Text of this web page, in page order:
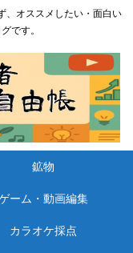
、オススメしたい・面白い
です。
鉱物
ーム・動画編集
カラオケ採点